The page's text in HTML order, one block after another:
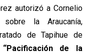
autorizó a Cornelio
la Araucanía,
de Tapihue de
“Pacificación de la